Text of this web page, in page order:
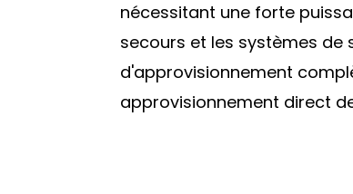
nécessitant une forte
secours et les systèmes de
d'approvisionnement
approvisionnement direct